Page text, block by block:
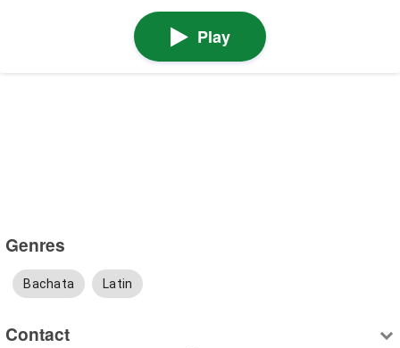
Play
Genres
Bachata Latin
Contact